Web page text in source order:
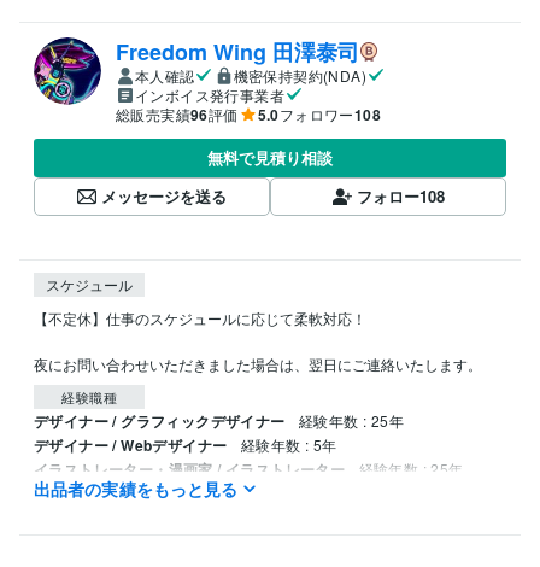
Freedom Wing 田澤泰司
本人確認
機密保持契約(NDA)
インボイス発行事業者
総販売実績96評価 5.0フォロワー108
無料で見積り相談
メッセージを送る
フォロー108
スケジュール
【不定休】仕事のスケジュールに応じて柔軟対応！
夜にお問い合わせいただきました場合は、翌日にご連絡いたします。
経験職種
デザイナー / グラフィックデザイナー 経験年数 : 25年
デザイナー / Webデザイナー 経験年数 : 5年
イラストレーター・漫画家 / イラストレーター 経験年数 : 25年
クリエイター / 動画クリエイター
職歴
出品者の実績をもっと見る